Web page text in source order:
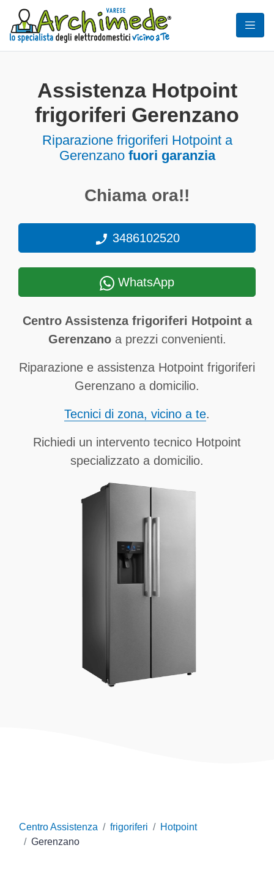
Assistenza Hotpoint
frigoriferi Gerenzano
Riparazione frigoriferi Hotpoint a
Gerenzano fuori garanzia
Chiama ora!!
3486102520
WhatsApp
Centro Assistenza frigoriferi Hotpoint a
Gerenzanoa prezzi convenienti.
Riparazione e assistenza Hotpoint frigoriferi
Gerenzano a domicilio.
Tecnici di zona, vicino a te.
Richiedi un intervento tecnico Hotpoint
specializzato a domicilio.
Centro Assistenza frigoriferi
Hotpoint
Gerenzano